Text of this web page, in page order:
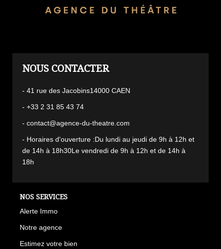
L'AGENCE
- 41 rue des Jacobins14000 CAEN
- +33 2 31 85 43 74
- contact@agence-du-theatre.com
- Horaires d'ouverture :Du lundi au jeudi de 9h à 12h et
de 14h à 18h30Le vendredi de 9h à 12h et de 14h à
18h
NOS SERVICES
Alerte Immo
Notre agence
Estimez votre bien